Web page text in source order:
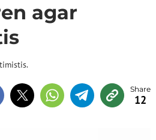
agar
12